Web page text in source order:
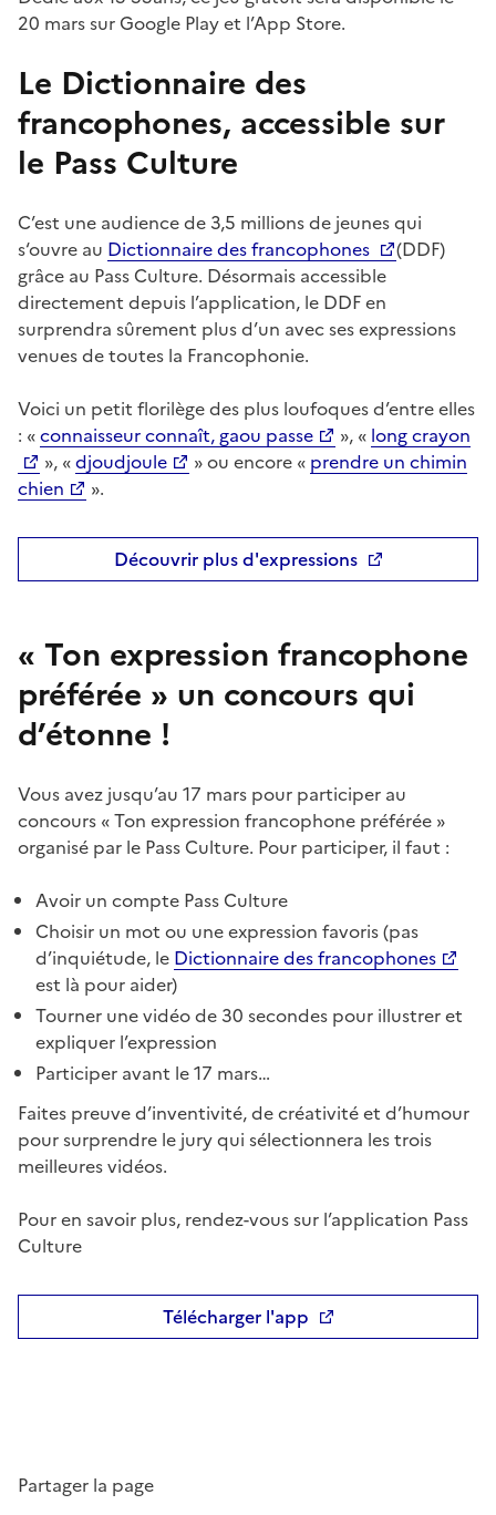
20 mars sur Google Play et l’App Store.
Le Dictionnaire des
francophones, accessible sur
le Pass Culture
C’est une audience de 3,5 millions de jeunes qui
s‘ouvre au Dictionnaire des francophones
(DDF)
grâce au Pass Culture. Désormais accessible
directement depuis l’application, le DDF en
surprendra sûrement plus d’un avec ses expressions
venues de toutes la Francophonie.
Voici un petit florilège des plus loufoques d’entre elles
: «connaisseur connaît, gaou passe », « long crayon
», «djoudjoule » ou encore « prendre un chimin
chien
».
Découvrir plus d'expressions
« Ton expression francophone
préférée » un concours qui
d’étonne !
Vous avez jusqu’au 17 mars pour participer au
concours « Ton expression francophone préférée »
organisé par le Pass Culture. Pour participer, il faut :
Avoir un compte Pass Culture
Choisir un mot ou une expression favoris (pas
d’inquiétude, le Dictionnaire des francophones
est là pour aider)
Tourner une vidéo de 30 secondes pour illustrer et
expliquer l’expression
Participer avant le 17 mars…
Faites preuve d’inventivité, de créativité et d’humour
pour surprendre le jury qui sélectionnera les trois
meilleures vidéos.
Pour en savoir plus, rendez-vous sur l’application Pass
Culture
Télécharger l'app
Partager la page